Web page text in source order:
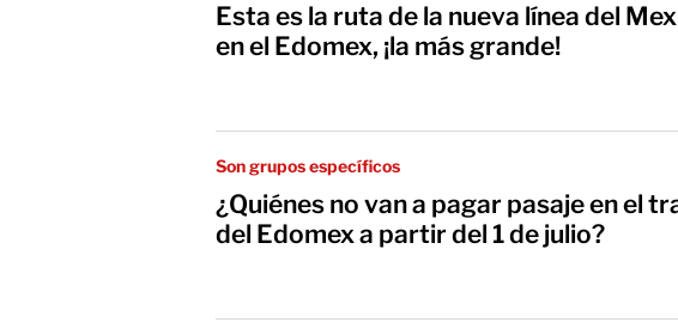
Esta es la ruta de la nueva línea del
en el Edomex, ¡la más grande!
Son grupos específicos
¿Quiénes no van a pagar pasaje en el
del Edomex a partir del 1 de julio?